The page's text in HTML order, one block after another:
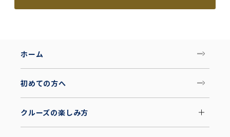
ホーム
初めての方へ
クルーズの楽しみ方